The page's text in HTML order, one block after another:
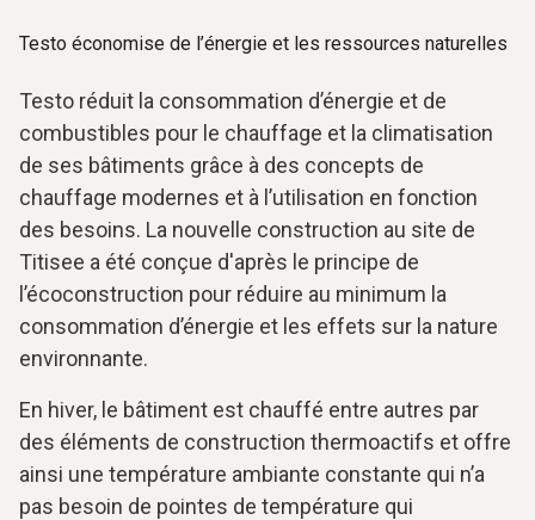
Testo économise de l’énergie et les ressources naturelles
Testo réduit la consommation d’énergie et de
combustibles pour le chauffage et la climatisation
de ses bâtiments grâce à des concepts de
chauffage modernes et à l’utilisation en fonction
des besoins. La nouvelle construction au site de
Titisee a été conçue d'après le principe de
l’écoconstruction pour réduire au minimum la
consommation d’énergie et les effets sur la nature
environnante.
En hiver, le bâtiment est chauffé entre autres par
des éléments de construction thermoactifs et offre
ainsi une température ambiante constante qui n’a
pas besoin de pointes de température qui